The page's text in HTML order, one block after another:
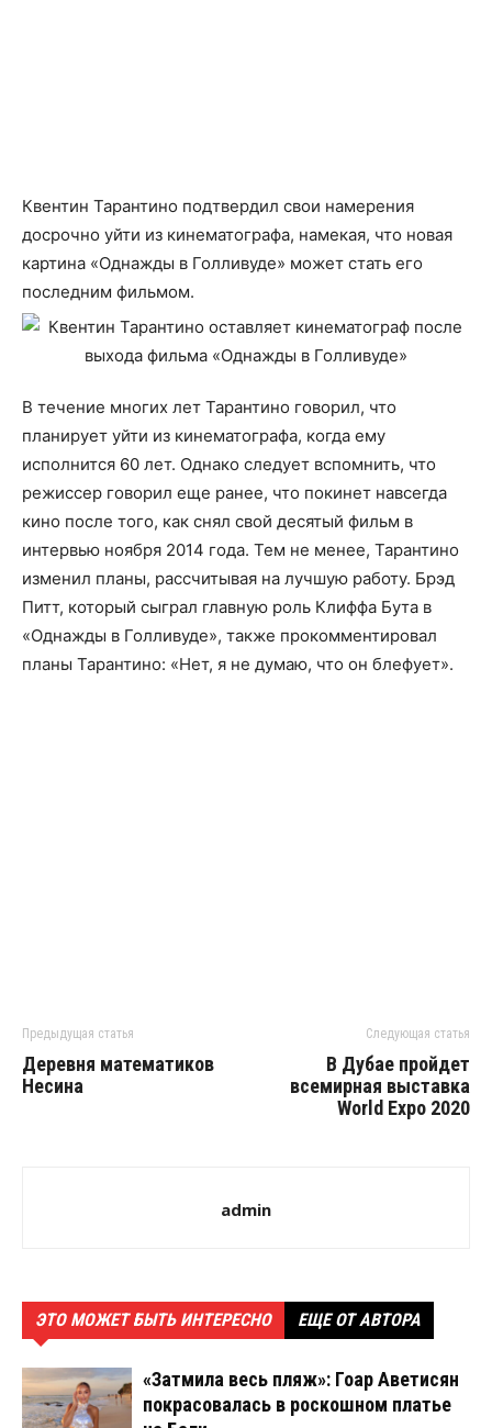
Квентин Тарантино подтвердил свои намерения
досрочно уйти из кинематографа, намекая, что новая
картина «Однажды в Голливуде» может стать его
последним фильмом.
В течение многих лет Тарантино говорил, что
планирует уйти из кинематографа, когда ему
исполнится 60 лет. Однако следует вспомнить, что
режиссер говорил еще ранее, что покинет навсегда
кино после того, как снял свой десятый фильм в
интервью ноября 2014 года. Тем не менее, Тарантино
изменил планы, рассчитывая на лучшую работу. Брэд
Питт, который сыграл главную роль Клиффа Бута в
«Однажды в Голливуде», также прокомментировал
планы Тарантино: «Нет, я не думаю, что он блефует».
Предыдущая статья
Деревня математиков
Несина
Следующая статья
В Дубае пройдет
всемирная выставка
World Expo 2020
admin
ЭТО МОЖЕТ БЫТЬ ИНТЕРЕСНО ЕЩЕ ОТ АВТОРА
«Затмила весь пляж»: Гоар Аветисян
покрасовалась в роскошном платье